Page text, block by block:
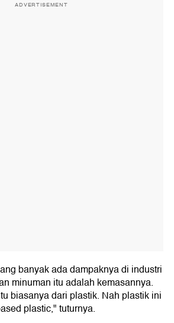
ADVERTISEMENT
banyak ada dampaknya di industri
minuman itu adalah kemasannya.
biasanya dari plastik. Nah plastik ini
plastic," tuturnya.